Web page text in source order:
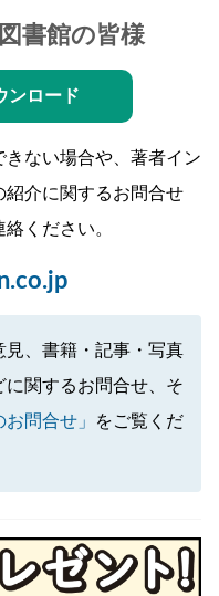
書館の皆様
ンロード
ない場合や、著者イン
紹介に関するお問合せ
ください。
、書籍・記事・写真
関するお問合せ、そ
お問合せ」
をご覧くだ